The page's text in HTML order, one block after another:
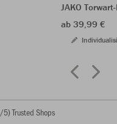
JAKO
ab 39,99 €
/5) Trusted Shops